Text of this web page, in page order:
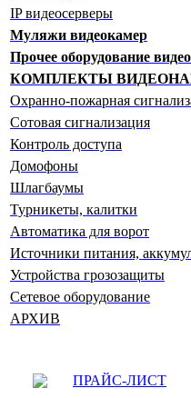
IP видеосерверы
Муляжи видеокамер
Прочее оборудование
КОМПЛЕКТЫ
Охранно-пожарная
Сотовая сигнализация
Контроль доступа
Домофоны
Шлагбаумы
Турникеты, калитки
Автоматика для ворот
Источники питания,
Устройства грозозащиты
Сетевое оборудование
АРХИВ
ПРАЙС-ЛИСТ